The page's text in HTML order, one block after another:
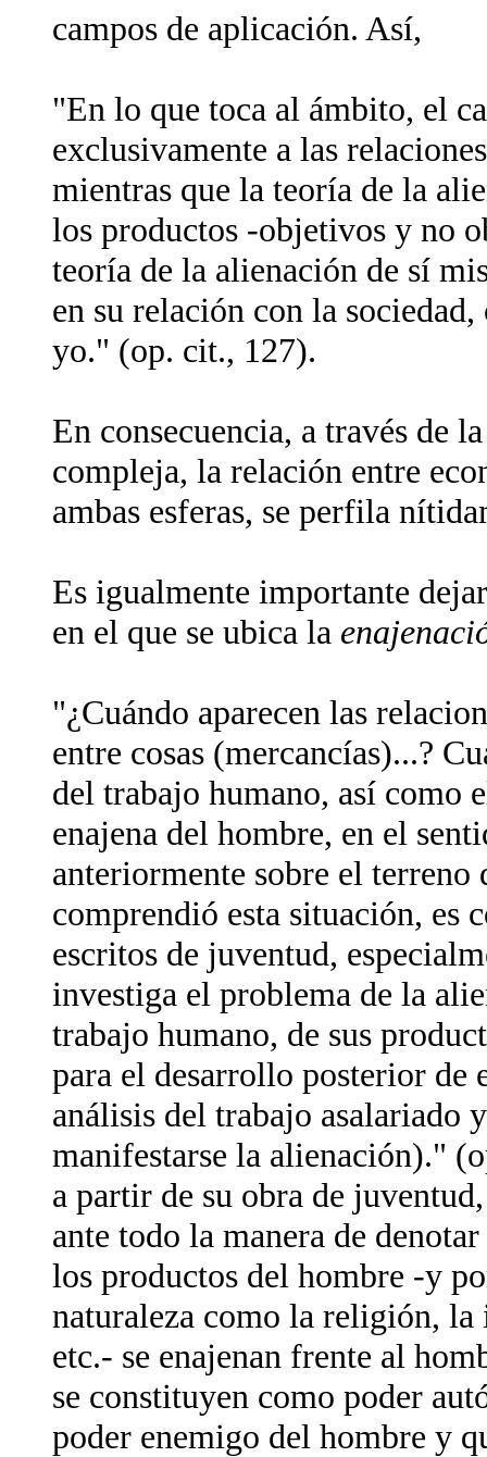
campos de aplicación. Así,
"En lo que toca al ámbito, el
exclusivamente a las
mientras que la teoría de la
los productos -objetivos y no
teoría de la alienación de sí
en su relación con la
yo." (op. cit., 127).
En consecuencia, a través de
compleja, la relación entre
ambas esferas, se perfila
Es igualmente importante
en el que se ubica la
"¿Cuándo aparecen las
entre cosas (mercancías)...?
del trabajo humano, así como
enajena del hombre, en el
anteriormente sobre el
comprendió esta situación, es
escritos de juventud,
investiga el problema de la
trabajo humano, de sus
para el desarrollo posterior de
análisis del trabajo asalariado
manifestarse la alienación)."
a partir de su obra de
ante todo la manera de
los productos del hombre -y
naturaleza como la religión, la
etc.- se enajenan frente al
se constituyen como poder
poder enemigo del hombre y